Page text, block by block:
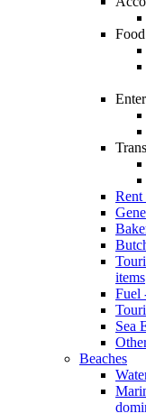
Food
items
Fuel
Sea
Beaches